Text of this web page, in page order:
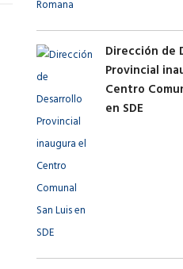
Dirección de
Provincial
Centro
en SDE